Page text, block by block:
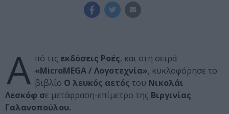
Α πό τις εκδόσεις Ροές, και στη σειρά
«MicroMEGA / Λογοτεχνία», κυκλοφόρησε το
βιβλίο Ο λευκός αετός του Νικολάι
Λεσκόφ σε μετάφραση-επίμετρο της Βιργινίας
Γαλανοπούλου.